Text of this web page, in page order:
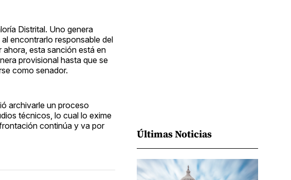
Distrital. Uno genera
encontrarlo responsable del
ahora, esta sanción está en
provisional hasta que se
como senador.
archivarle un proceso
técnicos, lo cual lo exime
continúa y va por
Últimas Noticias